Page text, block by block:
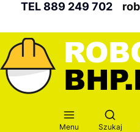
TEL 889 249 702
Menu
Otwórz
Szukaj